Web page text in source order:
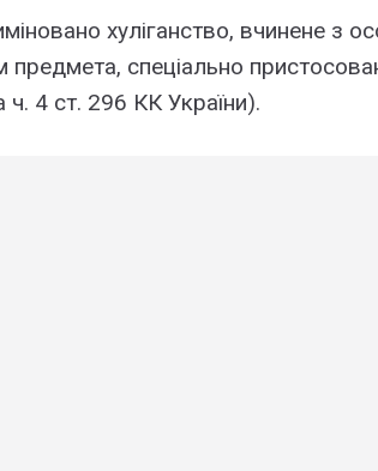
хуліганство, вчинене з
предмета, спеціально
4 ст. 296 КК України).